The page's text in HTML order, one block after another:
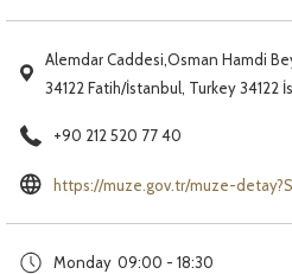
Alemdar Caddesi,Osman Hamdi
34122 Fatih/İstanbul, Turkey 34122
+90 212 520 77 40
https://muze.gov.tr/muze-
Monday 09:00 - 18:30